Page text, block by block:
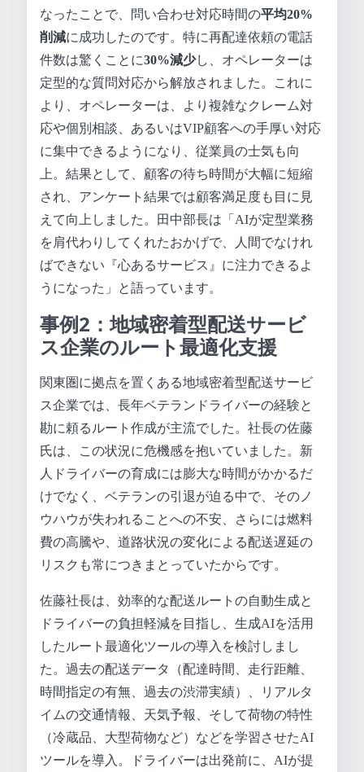
なったことで、問い合わせ対応時間の平均20%
削減に成功したのです。特に再配達依頼の電話
件数は驚くことに30%減少し、オペレーターは
定型的な質問対応から解放されました。これに
より、オペレーターは、より複雑なクレーム対
応や個別相談、あるいはVIP顧客への手厚い対応
に集中できるようになり、従業員の士気も向
上。結果として、顧客の待ち時間が大幅に短縮
され、アンケート結果では顧客満足度も目に見
えて向上しました。田中部長は「AIが定型業務
を肩代わりしてくれたおかげで、人間でなけれ
ばできない『心あるサービス』に注力できるよ
うになった」と語っています。
事例2：地域密着型配送サービ
ス企業のルート最適化支援
関東圏に拠点を置くある地域密着型配送サービ
ス企業では、長年ベテランドライバーの経験と
勘に頼るルート作成が主流でした。社長の佐藤
氏は、この状況に危機感を抱いていました。新
人ドライバーの育成には膨大な時間がかかるだ
けでなく、ベテランの引退が迫る中で、そのノ
ウハウが失われることへの不安、さらには燃料
費の高騰や、道路状況の変化による配送遅延の
リスクも常につきまとっていたからです。
佐藤社長は、効率的な配送ルートの自動生成と
ドライバーの負担軽減を目指し、生成AIを活用
したルート最適化ツールの導入を検討しまし
た。過去の配送データ（配達時間、走行距離、
時間指定の有無、過去の渋滞実績）、リアルタ
イムの交通情報、天気予報、そして荷物の特性
（冷蔵品、大型荷物など）などを学習させたAI
ツールを導入。ドライバーは出発前に、AIが提